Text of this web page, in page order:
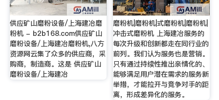
供应矿山磨粉设备/上海建冶磨
粉机 - b2b168.com供应矿山
磨粉设备/上海建冶磨粉机,八方
资源网云集了众多的供应商，采
购商，制造商。这是 供应矿山
磨粉设备/上海建冶
磨粉机|磨粉机|式磨粉机|磨粉机|
冲击式磨粉机 上海建冶服务的
每次升级和创新都走在同行业的
前列。我们认为服务也是营销。
只有通过持续性推出亲情化的、
能够满足用户潜在需求的服务新
举措，才能拉开与竞争对手的距
离，形成差异化的服务。